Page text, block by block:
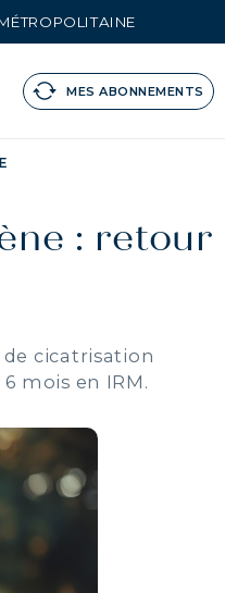
MES ABONNEMENTS
: retour
cicatrisation
mois en IRM.